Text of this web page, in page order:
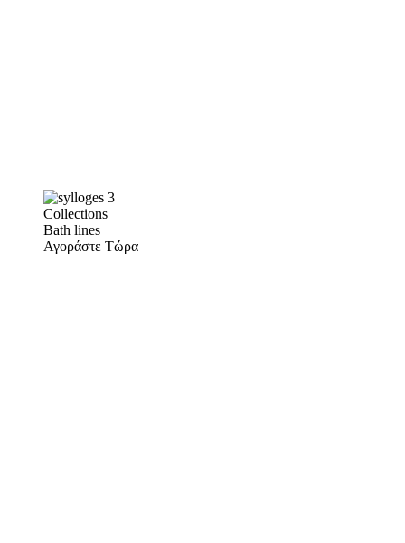
Collections
Bath lines
Αγοράστε Τώρα